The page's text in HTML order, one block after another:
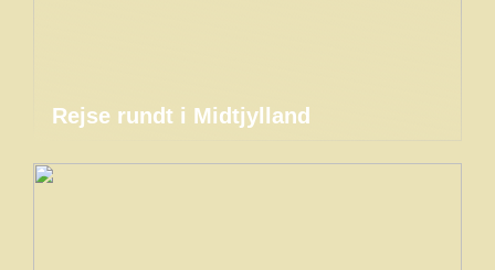
Rejse rundt i Midtjylland